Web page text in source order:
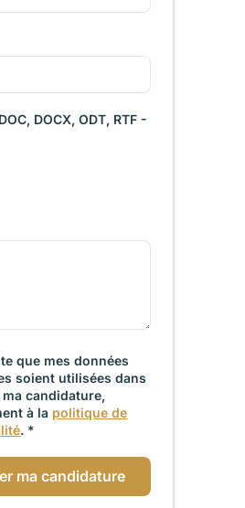
DOCX, ODT, RTF -
que mes données
soient utilisées dans
candidature,
à la politique de
. *
ma candidature